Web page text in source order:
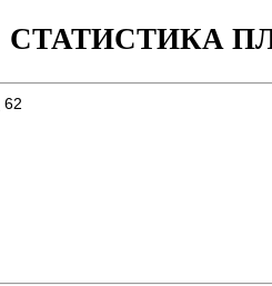
СТАТИСТИКА
62